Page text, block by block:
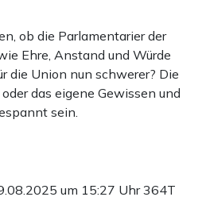
ob die Parlamentarier der
Ehre, Anstand und Würde
die Union nun schwerer? Die
das eigene Gewissen und
sein.
um 15:27 Uhr364T